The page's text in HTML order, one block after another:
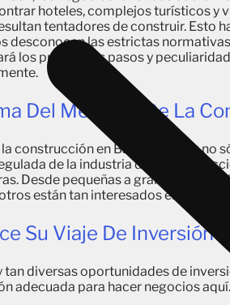
hoteles, complejos turísticos y
tentadores de construir. Esto
desconocen las estrictas
los principales pasos y
Del Mercado De La
construcción en Bali y Lombok no
de la industria de la
Desde pequeñas a grandes
están tan interesados en hacerlo.
Su Viaje De Inversión
tan diversas oportunidades de
adecuada para hacer negocios aquí.